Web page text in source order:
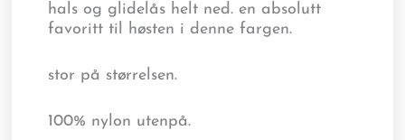
hals og glidelås helt ned. en absolutt
favoritt til høsten i denne fargen.
stor på størrelsen.
100% nylon utenpå.